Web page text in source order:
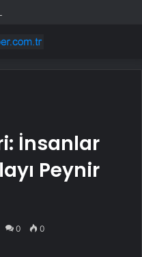
İnsanlar
Peynir
0 0